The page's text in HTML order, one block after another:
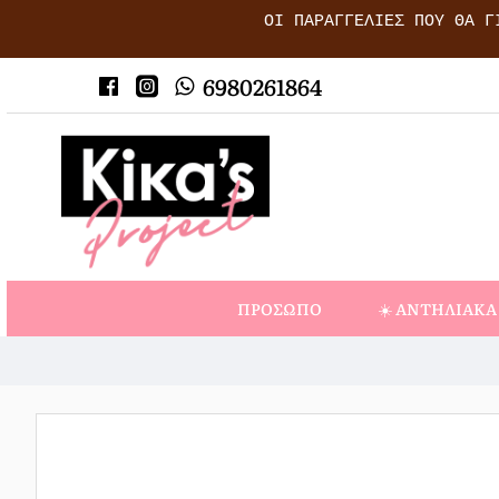
ΟΙ ΠΑΡΑΓΓΕΛΊΕΣ ΠΟΥ ΘΑ
6980261864
ΠΡΌΣΩΠΟ ☀️ ΑΝΤΗΛΙΑΚΆ